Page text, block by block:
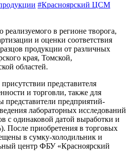
#Красноярский ЦСМ
реализуемого в регионе творога,
и оценки соответствия
продукции от различных
края, Томской,
областей.
представителя
и торговли, также для
представители предприятий-
лабораторных исследований
с одинаковой датой выработки и
После приобретения в торговых
в сумку-холодильник и
центр ФБУ «Красноярский